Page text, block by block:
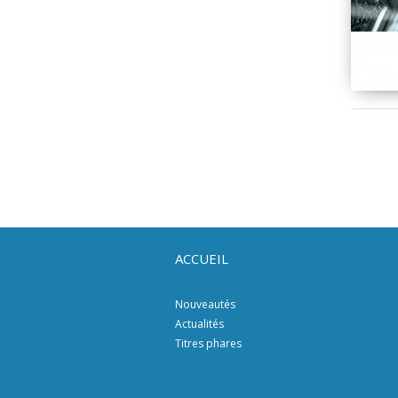
ACCUEIL
Nouveautés
Actualités
Titres phares